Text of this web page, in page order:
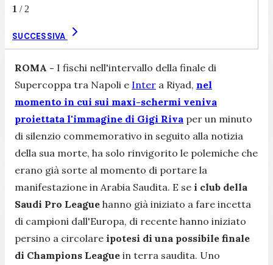
1 / 2
SUCCESSIVA
ROMA - I fischi nell'intervallo della finale di
Supercoppa tra Napoli e Inter a Riyad, nel
momento in cui sui maxi-schermi veniva
proiettata l'immagine di Gigi Riva per un minuto
di silenzio commemorativo in seguito alla notizia
della sua morte, ha solo rinvigorito le polemiche che
erano già sorte al momento di portare la
manifestazione in Arabia Saudita. E se i club della
Saudi Pro League hanno già iniziato a fare incetta
di campioni dall'Europa, di recente hanno iniziato
persino a circolare ipotesi di una possibile finale
di Champions League in terra saudita. Uno